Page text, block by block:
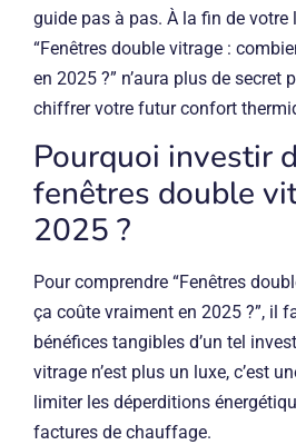
guide pas à pas. À la fin de votre
“Fenêtres double vitrage :
en 2025 ?” n’aura plus de secret
chiffrer votre futur confort
Pourquoi investir
fenêtres double
2025 ?
Pour comprendre “Fenêtres
ça coûte vraiment en 2025 ?”, il
bénéfices tangibles d’un tel
vitrage n’est plus un luxe, c’est
limiter les déperditions
factures de chauffage.